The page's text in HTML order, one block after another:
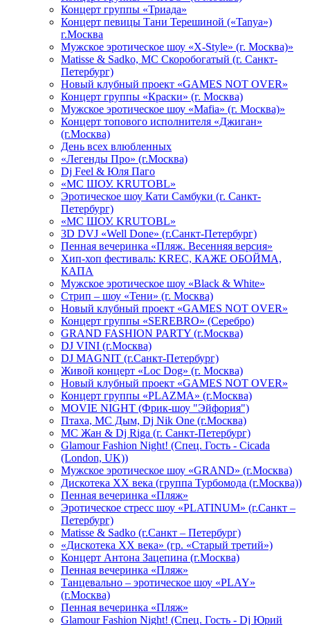
Концерт группы «Триада»
Концерт певицы Тани Терешиной («Tanya»)
г.Москва
Мужское эротическое шоу «X-Style» (г. Москва)»
Matissе & Sadko, MC Скоробогатый (г. Санкт-
Петербург)
Новый клубный проект «GAMES NOT OVER»
Концерт группы «Краски» (г. Москва)
Мужское эротическое шоу «Mafia» (г. Москва)»
Концерт топового исполнителя «Джиган»
(г.Москва)
День всех влюбленных
«Легенды Про» (г.Москва)
Dj Feel & Юля Паго
«МС ШОУ. KRUTOBL»
Эротическое шоу Кати Самбуки (г. Санкт-
Петербург)
«МС ШОУ. KRUTOBL»
3D DVJ «Well Done» (г.Санкт-Петербург)
Пенная вечеринка «Пляж. Весенняя версия»
Хип-хоп фестиваль: KREC, КАЖЕ ОБОЙМА,
КАПА
Мужское эротическое шоу «Black & White»
Стрип – шоу «Тени» (г. Москва)
Новый клубный проект «GAMES NOT OVER»
Концерт группы «SEREBRO» (Серебро)
GRAND FASHION PARTY (г.Москва)
DJ VINI (г.Москва)
DJ MAGNIT (г.Санкт-Петербург)
Живой концерт «Loc Dog» (г. Москва)
Новый клубный проект «GAMES NOT OVER»
Концерт группы «PLAZMA» (г.Москва)
MOVIE NIGHT (Фрик-шоу "Эйфория")
Птаха, МС Дым, Dj Nik One (г.Москва)
МС Жан & Dj Riga (г. Санкт-Петербург)
Glamour Fashion Night! (Спец. Гость - Cicada
(London, UK))
Мужское эротическое шоу «GRAND» (г.Москва)
Дискотека XX века (группа Турбомода (г.Москва))
Пенная вечеринка «Пляж»
Эротическое стресс шоу «PLATINUM» (г.Санкт –
Петербург)
Matisse & Sadko (г.Санкт – Петербург)
«Дискотека ХХ века» (гр. «Старый третий»)
Концерт Антона Зацепина (г.Москва)
Пенная вечеринка «Пляж»
Танцевально – эротическое шоу «PLAY»
(г.Москва)
Пенная вечеринка «Пляж»
Glamour Fashion Night! (Спец. Гость - Dj Юрий